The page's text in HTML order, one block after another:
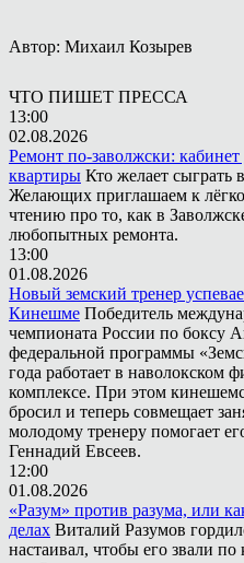
Автор: Михаил Козырев
ЧТО ПИШЕТ ПРЕССА
13:00
02.08.2026
Ремонт по-заволжски:
квартиры Кто желает сыграть
Желающих приглашаем к
чтению про то, как в
любопытных ремонта.
13:00
01.08.2026
Новый земский тренер
Кинешме Победитель
чемпионата России по боксу
федеральной программы
года работает в наволокском
комплексе. При этом
бросил и теперь совмещает
молодому тренеру помогает
Геннадий Евсеев.
12:00
01.08.2026
«Разум» против разума, или
делах Виталий Разумов
настаивал, чтобы его звали